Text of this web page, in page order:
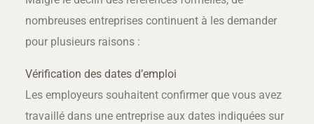
nombreuses entreprises continuent à les demander
pour plusieurs raisons :
Vérification des dates d’emploi
Les employeurs souhaitent confirmer que vous avez
travaillé dans une entreprise aux dates indiquées sur